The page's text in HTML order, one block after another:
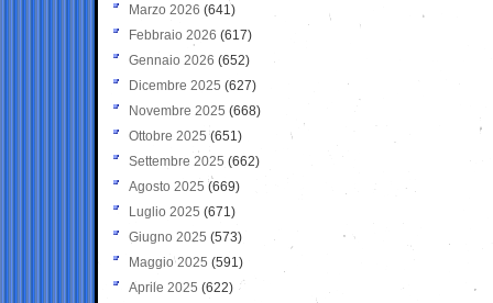
Marzo 2026 (641)
Febbraio 2026 (617)
Gennaio 2026 (652)
Dicembre 2025 (627)
Novembre 2025 (668)
Ottobre 2025 (651)
Settembre 2025 (662)
Agosto 2025 (669)
Luglio 2025 (671)
Giugno 2025 (573)
Maggio 2025 (591)
Aprile 2025 (622)